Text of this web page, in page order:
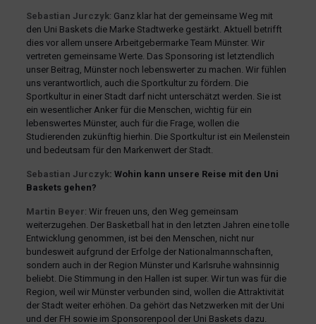
Sebastian Jurczyk: Ganz klar hat der gemeinsame Weg mit
den Uni Baskets die Marke Stadtwerke gestärkt. Aktuell betrifft
dies vor allem unsere Arbeitgebermarke Team Münster. Wir
vertreten gemeinsame Werte. Das Sponsoring ist letztendlich
unser Beitrag, Münster noch lebenswerter zu machen. Wir fühlen
uns verantwortlich, auch die Sportkultur zu fördern. Die
Sportkultur in einer Stadt darf nicht unterschätzt werden. Sie ist
ein wesentlicher Anker für die Menschen, wichtig für ein
lebenswertes Münster, auch für die Frage, wollen die
Studierenden zukünftig hierhin. Die Sportkultur ist ein Meilenstein
und bedeutsam für den Markenwert der Stadt.
Sebastian Jurczyk: Wohin kann unsere Reise mit den Uni
Baskets gehen?
Martin Beyer: Wir freuen uns, den Weg gemeinsam
weiterzugehen. Der Basketball hat in den letzten Jahren eine tolle
Entwicklung genommen, ist bei den Menschen, nicht nur
bundesweit aufgrund der Erfolge der Nationalmannschaften,
sondern auch in der Region Münster und Karlsruhe wahnsinnig
beliebt. Die Stimmung in den Hallen ist super. Wir tun was für die
Region, weil wir Münster verbunden sind, wollen die Attraktivität
der Stadt weiter erhöhen. Da gehört das Netzwerken mit der Uni
und der FH sowie im Sponsorenpool der Uni Baskets dazu.